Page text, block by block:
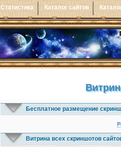
Статистика Каталог сайтов
Бесплатное размещение
Витрина всех скриншотов